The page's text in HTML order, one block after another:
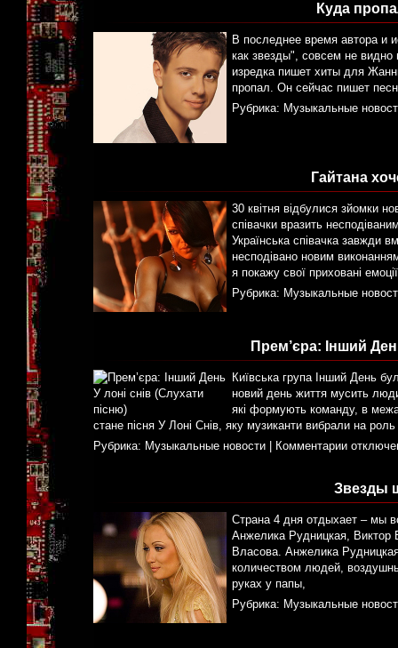
Куда
В последнее время автора и
как звезды", совсем не
изредка пишет хиты для
пропал. Он сейчас пишет
Рубрика: Музыкальные
Гайтана
30 квітня відбулися зйомки
співачки вразить
Українська співачка завжди
несподівано новим
я покажу свої приховані
Рубрика: Музыкальные
Прем’єра: Інший
Київська група Інший День
новий день життя мусить
які формують команду, в
стане пісня У Лоні Снів, яку музиканти вибрали на роль
Рубрика: Музыкальные новости Комментарии
Звезды
Страна 4 дня отдыхает – мы
Анжелика Рудницкая, Виктор
Власова. Анжелика
количеством людей,
руках у папы,
Рубрика: Музыкальные